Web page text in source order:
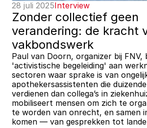
28 juli 2025Interview
Zonder collectief geen
verandering: de kracht
vakbondswerk
Paul van Doorn, organizer bij FNV,
'activistische begeleiding' aan
sectoren waar sprake is van
apothekersassistenten die
verdienen dan collega’s in
mobiliseert mensen om zich te
te worden van onrecht, en samen
komen — van gesprekken tot